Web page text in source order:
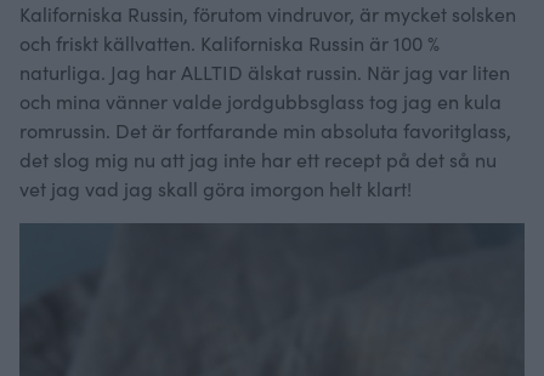
Kaliforniska Russin, förutom vindruvor, är mycket solsken
och friskt källvatten. Kaliforniska Russin är 100 %
naturliga. Jag har ALLTID älskat russin. När jag var liten
och mina vänner valde jordgubbsglass tog jag en kula
romrussin. Det är fortfarande min absoluta favoritglass,
det slog mig nu att jag inte har ett recept på det så nu
vet jag vad jag skall göra imorgon helt klart!